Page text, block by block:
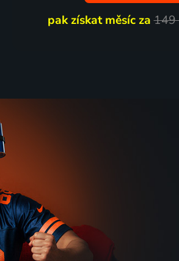
pak získat měsíc za149